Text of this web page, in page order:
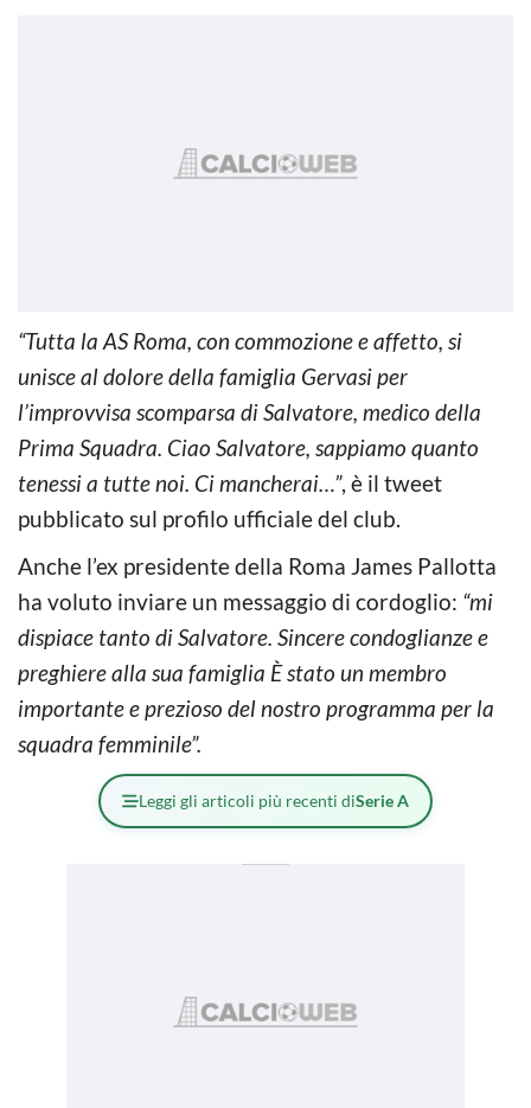
“Tutta la AS Roma, con commozione e affetto, si
unisce al dolore della famiglia Gervasi per
l’improvvisa scomparsa di Salvatore, medico della
Prima Squadra. Ciao Salvatore, sappiamo quanto
tenessi a tutte noi. Ci mancherai…”, è il tweet
pubblicato sul profilo ufficiale del club.
Anche l’ex presidente della Roma James Pallotta
ha voluto inviare un messaggio di cordoglio: “mi
dispiace tanto di Salvatore. Sincere condoglianze e
preghiere alla sua famiglia È stato un membro
importante e prezioso del nostro programma per la
squadra femminile”.
Leggi gli articoli più recenti diSerie A